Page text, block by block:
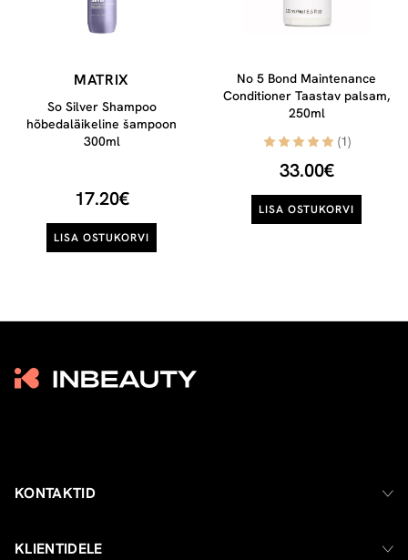
MATRIX
So Silver Shampoo
hõbedaläikeline šampoon
300ml
17.20€
LISA OSTUKORVI
No 5 Bond Maintenance
Conditioner Taastav palsam,
250ml
(1)
33.00€
LISA OSTUKORVI
KONTAKTID
KLIENTIDELE